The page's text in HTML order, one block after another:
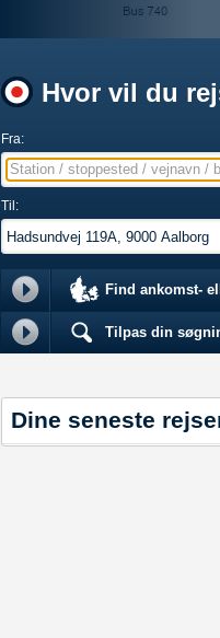
Hvor vil du
Fra:
Station / stoppested / vejnavn /
Til:
Find ankomst-
Tilpas din
Dine seneste